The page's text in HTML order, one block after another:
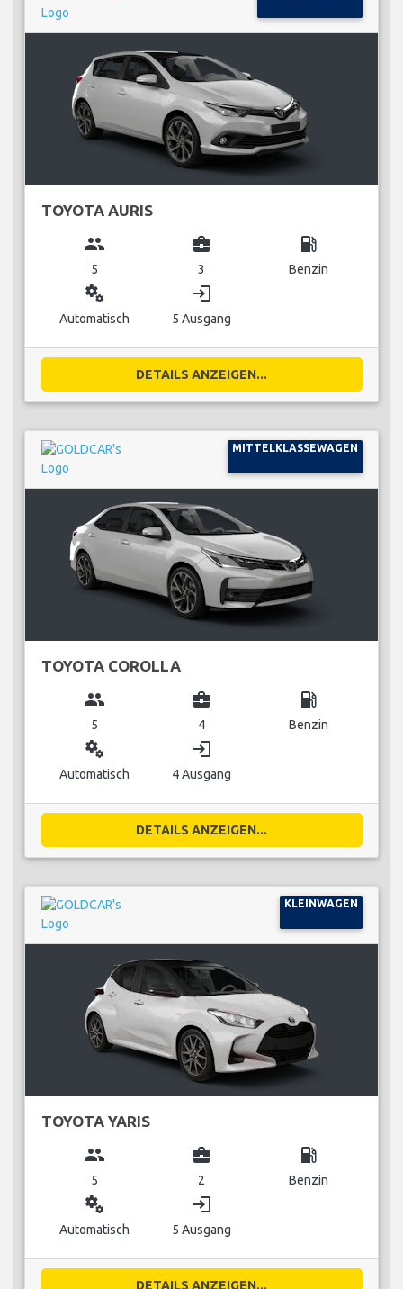
TOYOTA AURIS
group
5
business_center
3
local_gas_station
Benzin
miscellaneous_services
Automatisch
login
5 Ausgang
DETAILS ANZEIGEN...
MITTELKLASSEWAGEN
TOYOTA COROLLA
group
5
business_center
4
local_gas_station
Benzin
miscellaneous_services
Automatisch
login
4 Ausgang
DETAILS ANZEIGEN...
KLEINWAGEN
TOYOTA YARIS
group
5
business_center
2
local_gas_station
Benzin
miscellaneous_services
Automatisch
login
5 Ausgang
DETAILS ANZEIGEN...